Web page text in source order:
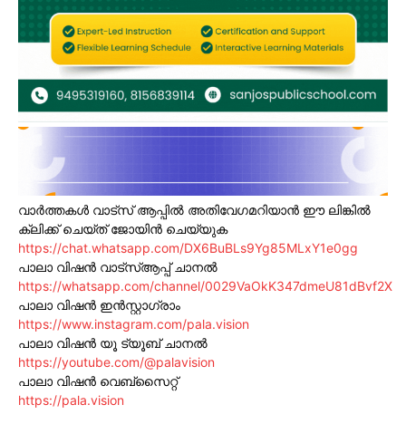
വാർത്തകൾ വാട്സ് ആപ്പിൽ അതിവേഗമറിയാൻ ഈ ലിങ്കിൽ
ക്ലിക്ക് ചെയ്ത് ജോയിൻ ചെയ്യുക
https://chat.whatsapp.com/DX6BuBLs9Yg85MLxY1e0gg
പാലാ വിഷൻ വാട്സ്ആപ്പ് ചാനൽ
https://whatsapp.com/channel/0029VaOkK347dmeU81dBvf2X
പാലാ വിഷൻ ഇൻസ്റ്റാഗ്രാം
https://www.instagram.com/pala.vision
പാലാ വിഷൻ യൂ ട്യൂബ് ചാനൽ
https://youtube.com/@palavision
പാലാ വിഷൻ വെബ്സൈറ്റ്
https://pala.vision